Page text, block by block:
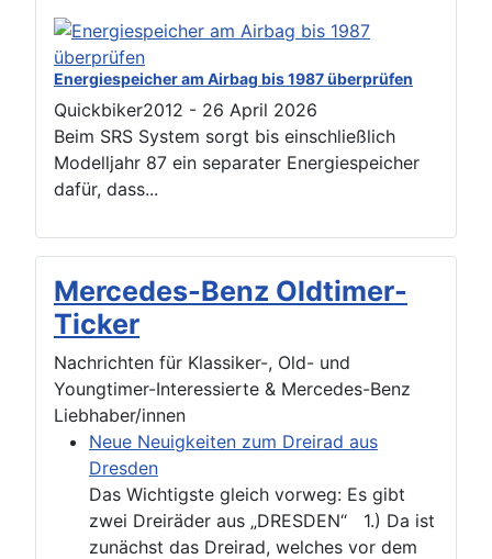
Energiespeicher am Airbag bis 1987 überprüfen
Quickbiker2012 - 26 April 2026
Beim SRS System sorgt bis einschließlich
Modelljahr 87 ein separater Energiespeicher
dafür, dass...
Mercedes-Benz Oldtimer-
Ticker
Nachrichten für Klassiker-, Old- und
Youngtimer-Interessierte & Mercedes-Benz
Liebhaber/innen
Neue Neuigkeiten zum Dreirad aus
Dresden
Das Wichtigste gleich vorweg: Es gibt
zwei Dreiräder aus „DRESDEN“ 1.) Da ist
zunächst das Dreirad, welches vor dem